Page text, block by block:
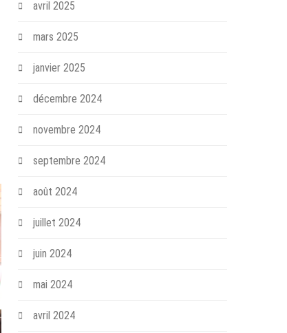
avril 2025
mars 2025
janvier 2025
décembre 2024
novembre 2024
septembre 2024
août 2024
juillet 2024
juin 2024
mai 2024
avril 2024